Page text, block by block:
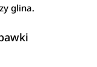
glina.